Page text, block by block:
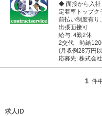
◆ 面接から入
定着率トップク
前払い制度有り
出張面接可
給与: 4勤2休
2交代 時給
(月収例28万円
応募先: 株式会
1 件
求人ID